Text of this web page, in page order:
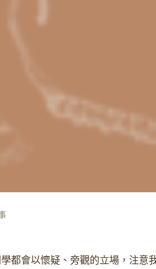
都會以懷疑、旁觀的立場，注意